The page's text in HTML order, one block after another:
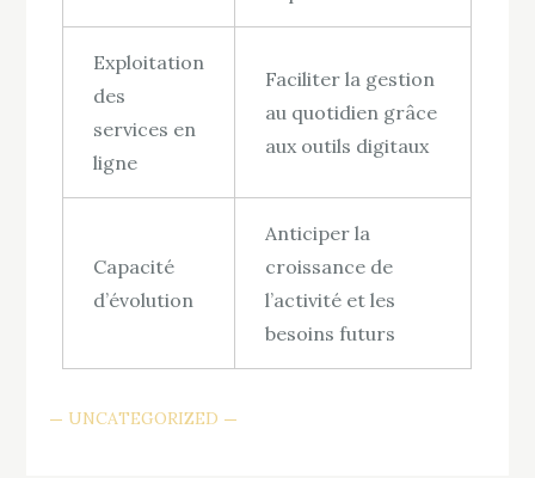
Exploitation
des
services en
ligne
Faciliter la gestion
au quotidien grâce
aux outils digitaux
Capacité
d’évolution
Anticiper la
croissance de
l’activité et les
besoins futurs
UNCATEGORIZED